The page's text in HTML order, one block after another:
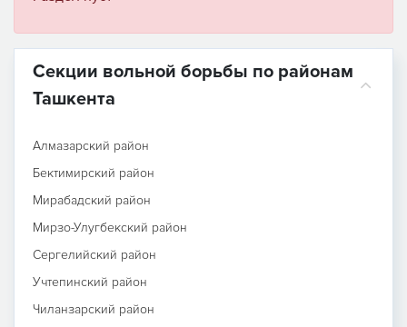
Секции вольной борьбы по районам
Ташкента
Алмазарский район
Бектимирский район
Мирабадский район
Мирзо-Улугбекский район
Сергелийский район
Учтепинский район
Чиланзарский район